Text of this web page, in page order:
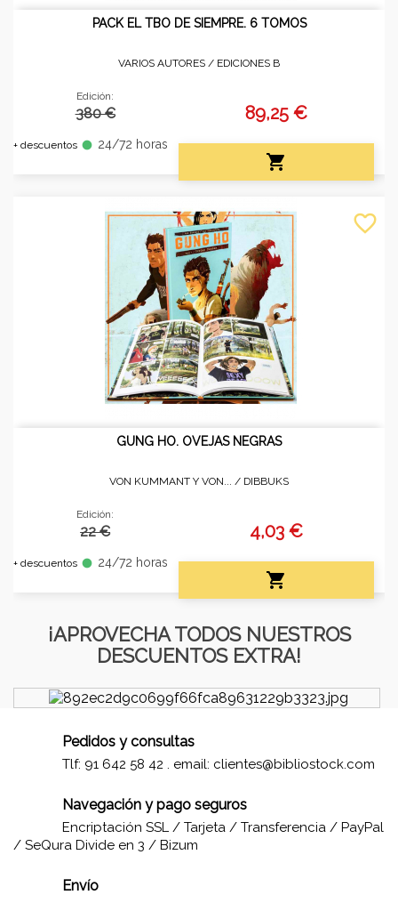
PACK EL TBO DE SIEMPRE. 6 TOMOS
VARIOS AUTORES / EDICIONES B
Edición:
380 €
+ descuentos fiber_manual_record 24/72 horas
89,25 €

GUNG HO. OVEJAS NEGRAS
VON KUMMANT Y VON... / DIBBUKS
Edición:
22 €
+ descuentos fiber_manual_record 24/72 horas
4,03 €

favorite_border
¡APROVECHA TODOS NUESTROS
DESCUENTOS EXTRA!
Pedidos y consultas
Tlf: 91 642 58 42 . email: clientes@bibliostock.com
Navegación y pago seguros
Encriptación SSL / Tarjeta / Transferencia / PayPal
/ SeQura Divide en 3 / Bizum
Envío